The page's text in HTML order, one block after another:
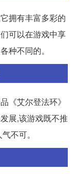
拥有丰富多彩的
可以在游戏中享
种不同的。
《艾尔登法环》
展,该游戏既不推
不可。